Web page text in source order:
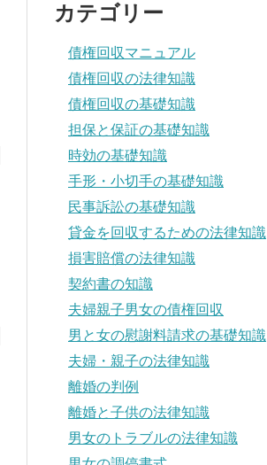
カテゴリー
債権回収マニュアル
債権回収の法律知識
債権回収の基礎知識
担保と保証の基礎知識
時効の基礎知識
手形・小切手の基礎知識
民事訴訟の基礎知識
貸金を回収するための法律知識
損害賠償の法律知識
契約書の知識
夫婦親子男女の債権回収
男と女の慰謝料請求の基礎知識
夫婦・親子の法律知識
離婚の判例
離婚と子供の法律知識
男女のトラブルの法律知識